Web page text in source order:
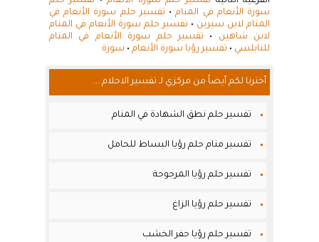
سورة الأنعام في المنام• تفسير حلم سورة الأنعام في
المنام لابن سيرين • تفسير حلم سورة الأنعام في المنام
لابن شاهين • تفسير حلم سورة الأنعام في المنام
للنابلسي • تفسير رؤيا سورة الأنعام • سورة
أخترنا لكم أيضاً من مركزي لـ تفسير الاحلام ...
تفسير حلم نطق الشهادة في المنام
تفسير منام حلم رؤيا البساط للحامل
تفسير حلم رؤيا المرجوحة
تفسير حلم رؤيا الزاغ
تفسير حلم رؤيا حفر الخشب